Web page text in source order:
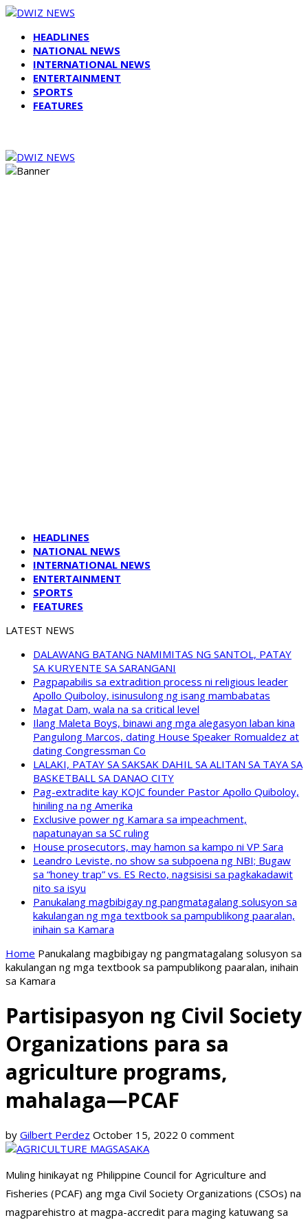
HEADLINES
NATIONAL NEWS
INTERNATIONAL NEWS
ENTERTAINMENT
SPORTS
FEATURES
HEADLINES
NATIONAL NEWS
INTERNATIONAL NEWS
ENTERTAINMENT
SPORTS
FEATURES
LATEST NEWS
DALAWANG BATANG NAMIMITAS NG SANTOL, PATAY
SA KURYENTE SA SARANGANI
Pagpapabilis sa extradition process ni religious leader
Apollo Quiboloy, isinusulong ng isang mambabatas
Magat Dam, wala na sa critical level
Ilang Maleta Boys, binawi ang mga alegasyon laban kina
Pangulong Marcos, dating House Speaker Romualdez at
dating Congressman Co
LALAKI, PATAY SA SAKSAK DAHIL SA ALITAN SA TAYA SA
BASKETBALL SA DANAO CITY
Pag-extradite kay KOJC founder Pastor Apollo Quiboloy,
hiniling na ng Amerika
Exclusive power ng Kamara sa impeachment,
napatunayan sa SC ruling
House prosecutors, may hamon sa kampo ni VP Sara
Leandro Leviste, no show sa subpoena ng NBI; Bugaw
sa “honey trap” vs. ES Recto, nagsisisi sa pagkakadawit
nito sa isyu
Panukalang magbibigay ng pangmatagalang solusyon sa
kakulangan ng mga textbook sa pampublikong paaralan,
inihain sa Kamara
Home Panukalang magbibigay ng pangmatagalang solusyon sa
kakulangan ng mga textbook sa pampublikong paaralan, inihain
sa Kamara
Partisipasyon ng Civil Society
Organizations para sa
agriculture programs,
mahalaga—PCAF
by Gilbert Perdez October 15, 2022 0 comment
Muling hinikayat ng Philippine Council for Agriculture and
Fisheries (PCAF) ang mga Civil Society Organizations (CSOs) na
magparehistro at magpa-accredit para maging katuwang sa